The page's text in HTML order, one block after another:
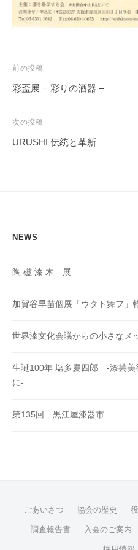
投
稿
ビ
ゲ
前の投稿
彩盃展 − 彩りの酒器 –
次の投稿
URUSHI 伝統と革新
NEWS
陶 磁 漆 木 展
加賀谷早苗個展「ウタト舞フ」
世界漆文化会議からの小さな
生誕100年 塩多慶四郎 -漆芸美
に-
第135回 黒江屋漆器市
ごあいさつ 協会の歴史
調査報告書 入会のご案内